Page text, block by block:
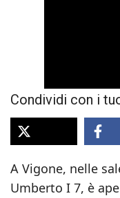
Condividi con i
A Vigone, nelle
Umberto I 7, è